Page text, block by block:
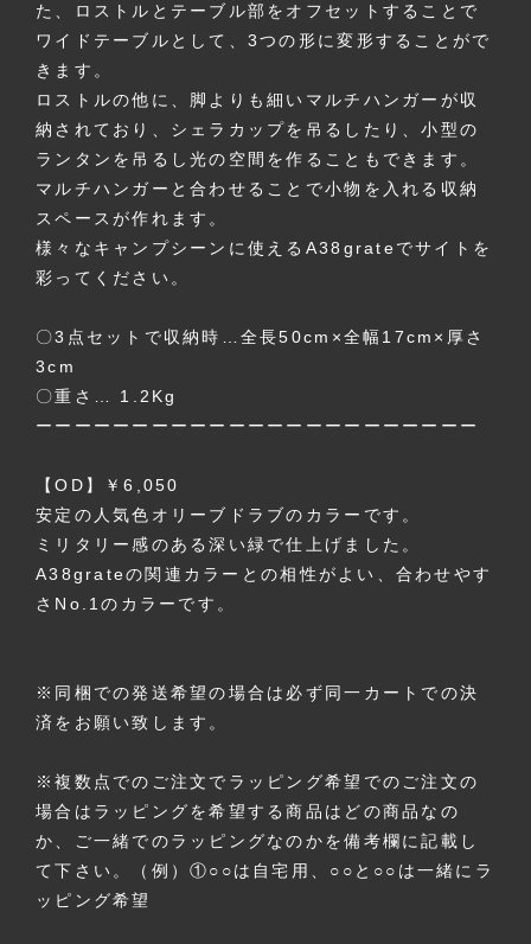
た、ロストルとテーブル部をオフセットすることで
ワイドテーブルとして、3つの形に変形することがで
きます。
ロストルの他に、脚よりも細いマルチハンガーが収
納されており、シェラカップを吊るしたり、小型の
ランタンを吊るし光の空間を作ることもできます。
マルチハンガーと合わせることで小物を入れる収納
スペースが作れます。
様々なキャンプシーンに使えるA38grateでサイトを
彩ってください。
〇3点セットで収納時…全長50cm×全幅17cm×厚さ
3cm
〇重さ… 1.2Kg
ーーーーーーーーーーーーーーーーーーーーーーー
【OD】￥6,050
安定の人気色オリーブドラブのカラーです。
ミリタリー感のある深い緑で仕上げました。
A38grateの関連カラーとの相性がよい、合わせやす
さNo.1のカラーです。
※同梱での発送希望の場合は必ず同一カートでの決
済をお願い致します。
※複数点でのご注文でラッピング希望でのご注文の
場合はラッピングを希望する商品はどの商品なの
か、ご一緒でのラッピングなのかを備考欄に記載し
て下さい。（例）①○○は自宅用、○○と○○は一緒にラ
ッピング希望